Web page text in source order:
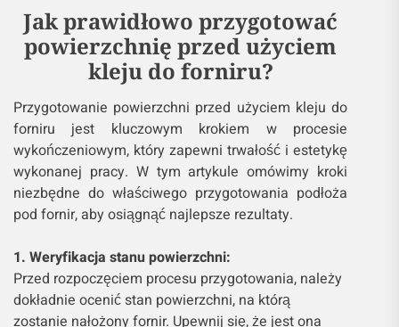
Jak prawidłowo przygotować
powierzchnię przed użyciem
kleju do forniru?
Przygotowanie powierzchni przed użyciem kleju do
forniru jest kluczowym krokiem w procesie
wykończeniowym, który zapewni trwałość i estetykę
wykonanej pracy. W tym artykule omówimy kroki
niezbędne do właściwego przygotowania podłoża
pod fornir, aby osiągnąć najlepsze rezultaty.
1. Weryfikacja stanu powierzchni:
Przed rozpoczęciem procesu przygotowania, należy
dokładnie ocenić stan powierzchni, na którą
zostanie nałożony fornir. Upewnij się, że jest ona